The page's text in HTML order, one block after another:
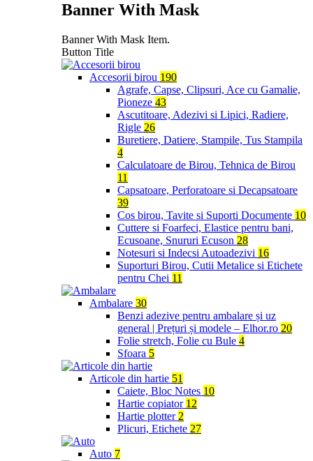
Banner With Mask
Banner With Mask Item.
Button Title
Accesorii birou 190
Agrafe, Capse, Clipsuri, Ace cu Gamalie,
Pioneze 43
Ascutitoare, Adezivi si Lipici, Radiere,
Rigle 26
Buretiere, Datiere, Stampile, Tus Stampila
4
Calculatoare de Birou, Tehnica de Birou
11
Capsatoare, Perforatoare si Decapsatoare
39
Cos birou, Tavite si Suporti Documente 10
Cuttere si Foarfeci, Elastice pentru bani,
Ecusoane, Snururi Ecuson 28
Notesuri si Indecsi Autoadezivi 16
Suporturi Birou, Cutii Metalice si Etichete
pentru Chei 11
Ambalare 30
Benzi adezive pentru ambalare și uz
general | Prețuri și modele – Elhor.ro 20
Folie stretch, Folie cu Bule 4
Sfoara 5
Articole din hartie 51
Caiete, Bloc Notes 10
Hartie copiator 12
Hartie plotter 2
Plicuri, Etichete 27
Auto 7